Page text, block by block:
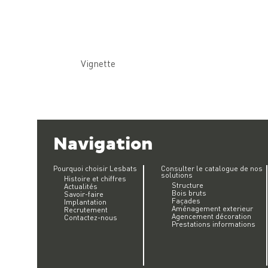
Vignette
Navigation
Pourquoi choisir Lesbats
Histoire et chiffres
Actualités
Savoir-faire
Implantation
Recrutement
Contactez-nous
Consulter le catalogue de nos
solutions
Structure
Bois bruts
Façades
Aménagement exterieur
Agencement décoration
Prestations informations